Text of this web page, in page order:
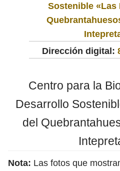
Sostenible «Las
Dirección digital:
Centro para la
Desarrollo
del
Nota: Las fotos que